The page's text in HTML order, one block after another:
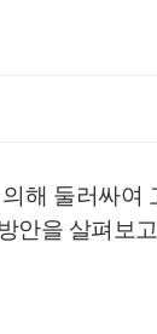
해 둘러싸여
안을 살펴보